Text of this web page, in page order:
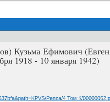
Кузьма Ефимович
1918 - 10 января 1942)
Penza/4 Том К/